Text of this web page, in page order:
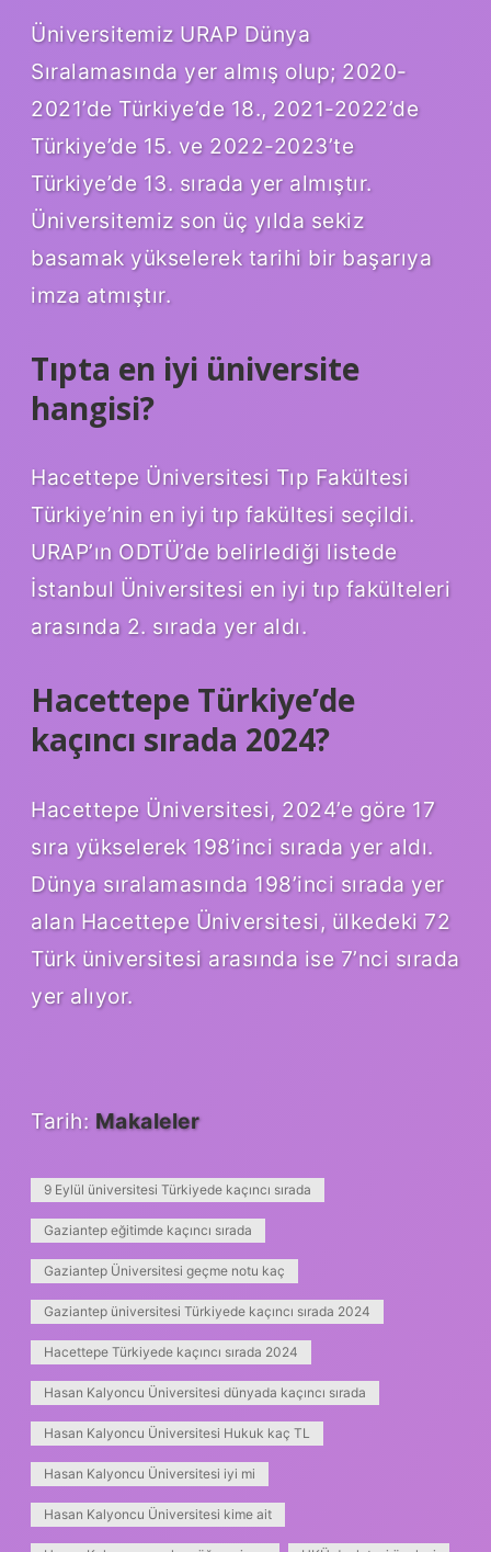
Üniversitemiz URAP Dünya
Sıralamasında yer almış olup; 2020-
2021’de Türkiye’de 18., 2021-2022’de
Türkiye’de 15. ve 2022-2023’te
Türkiye’de 13. sırada yer almıştır.
Üniversitemiz son üç yılda sekiz
basamak yükselerek tarihi bir başarıya
imza atmıştır.
Tıpta en iyi üniversite
hangisi?
Hacettepe Üniversitesi Tıp Fakültesi
Türkiye’nin en iyi tıp fakültesi seçildi.
URAP’ın ODTÜ’de belirlediği listede
İstanbul Üniversitesi en iyi tıp fakülteleri
arasında 2. sırada yer aldı.
Hacettepe Türkiye’de
kaçıncı sırada 2024?
Hacettepe Üniversitesi, 2024’e göre 17
sıra yükselerek 198’inci sırada yer aldı.
Dünya sıralamasında 198’inci sırada yer
alan Hacettepe Üniversitesi, ülkedeki 72
Türk üniversitesi arasında ise 7’nci sırada
yer alıyor.
Tarih: Makaleler
9 Eylül üniversitesi Türkiyede kaçıncı sırada
Gaziantep eğitimde kaçıncı sırada
Gaziantep Üniversitesi geçme notu kaç
Gaziantep üniversitesi Türkiyede kaçıncı sırada 2024
Hacettepe Türkiyede kaçıncı sırada 2024
Hasan Kalyoncu Üniversitesi dünyada kaçıncı sırada
Hasan Kalyoncu Üniversitesi Hukuk kaç TL
Hasan Kalyoncu Üniversitesi iyi mi
Hasan Kalyoncu Üniversitesi kime ait